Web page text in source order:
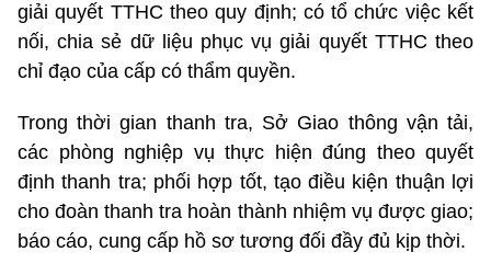
giải quyết TTHC theo quy định; có tổ chức việc kết
nối, chia sẻ dữ liệu phục vụ giải quyết TTHC theo
chỉ đạo của cấp có thẩm quyền.
Trong thời gian thanh tra, Sở Giao thông vận tải,
các phòng nghiệp vụ thực hiện đúng theo quyết
định thanh tra; phối hợp tốt, tạo điều kiện thuận lợi
cho đoàn thanh tra hoàn thành nhiệm vụ được giao;
báo cáo, cung cấp hồ sơ tương đối đầy đủ kịp thời.